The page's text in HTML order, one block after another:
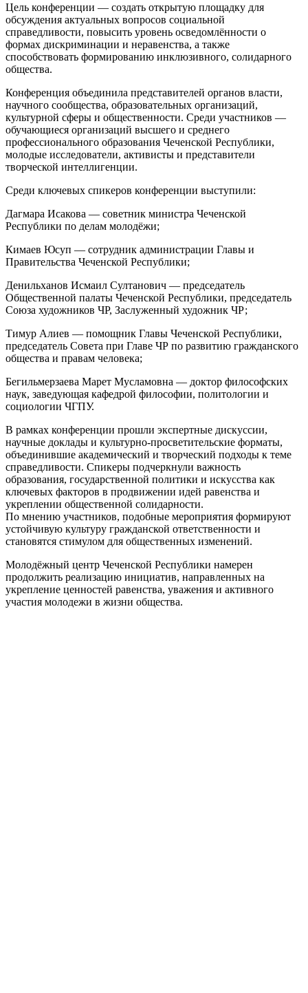
Цель конференции — создать открытую площадку для
обсуждения актуальных вопросов социальной
справедливости, повысить уровень осведомлённости о
формах дискриминации и неравенства, а также
способствовать формированию инклюзивного, солидарного
общества.
Конференция объединила представителей органов власти,
научного сообщества, образовательных организаций,
культурной сферы и общественности. Среди участников —
обучающиеся организаций высшего и среднего
профессионального образования Чеченской Республики,
молодые исследователи, активисты и представители
творческой интеллигенции.
Среди ключевых спикеров конференции выступили:
Дагмара Исакова — советник министра Чеченской
Республики по делам молодёжи;
Кимаев Юсуп — сотрудник администрации Главы и
Правительства Чеченской Республики;
Денильханов Исмаил Султанович — председатель
Общественной палаты Чеченской Республики, председатель
Союза художников ЧР, Заслуженный художник ЧР;
Тимур Алиев — помощник Главы Чеченской Республики,
председатель Совета при Главе ЧР по развитию гражданского
общества и правам человека;
Бегильмерзаева Марет Мусламовна — доктор философских
наук, заведующая кафедрой философии, политологии и
социологии ЧГПУ.
В рамках конференции прошли экспертные дискуссии,
научные доклады и культурно-просветительские форматы,
объединившие академический и творческий подходы к теме
справедливости. Спикеры подчеркнули важность
образования, государственной политики и искусства как
ключевых факторов в продвижении идей равенства и
укреплении общественной солидарности.
По мнению участников, подобные мероприятия формируют
устойчивую культуру гражданской ответственности и
становятся стимулом для общественных изменений.
Молодёжный центр Чеченской Республики намерен
продолжить реализацию инициатив, направленных на
укрепление ценностей равенства, уважения и активного
участия молодежи в жизни общества.